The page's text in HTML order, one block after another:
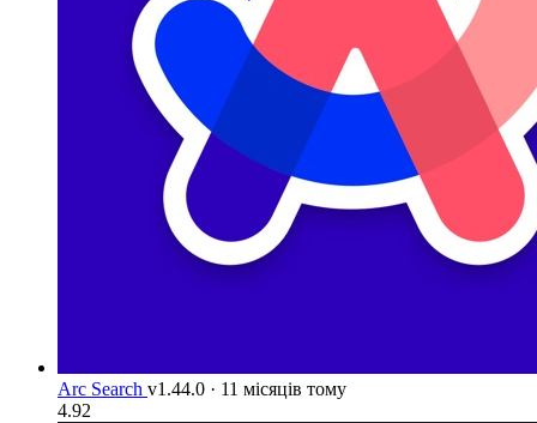
Arc Search v1.44.0 · 11 місяців тому
4.92